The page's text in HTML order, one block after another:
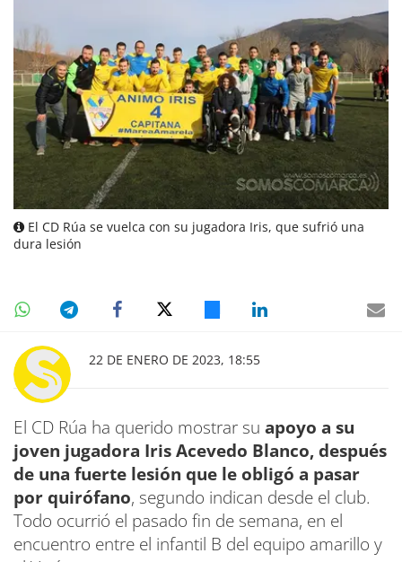
El CD Rúa se vuelca con su jugadora Iris, que sufrió una
dura lesión
22 DE ENERO DE 2023, 18:55
El CD Rúa ha querido mostrar su apoyo a su
joven jugadora Iris Acevedo Blanco, después
de una fuerte lesión que le obligó a pasar
por quirófano, segundo indican desde el club.
Todo ocurrió el pasado fin de semana, en el
encuentro entre el infantil B del equipo amarillo y